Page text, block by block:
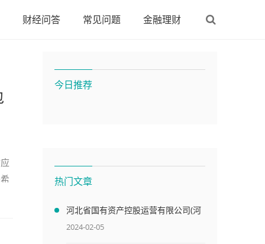
财经问答 常见问题 金融理财
今日推荐
热门文章
河北省国有资产控股运营有限公司(河
北国资委下属128家企业名单)
2024-02-05